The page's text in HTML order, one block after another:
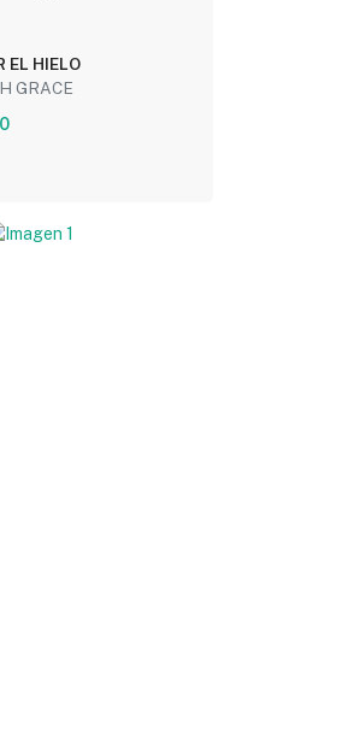
EL HIELO
GRACE